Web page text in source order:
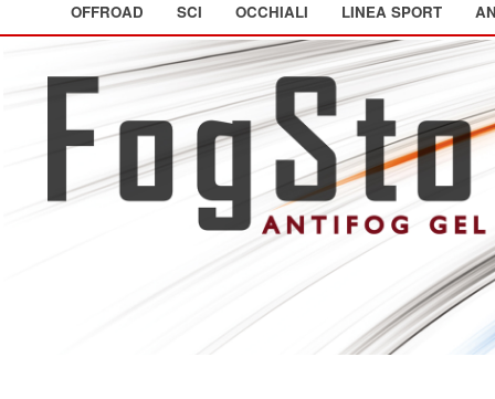
OFFROAD SCI OCCHIALI LINEA SPORT